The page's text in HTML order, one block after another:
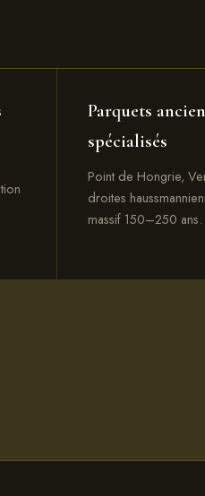
Parquets
spécialisés
Point de Hongrie,
droites
massif 150–250 ans.